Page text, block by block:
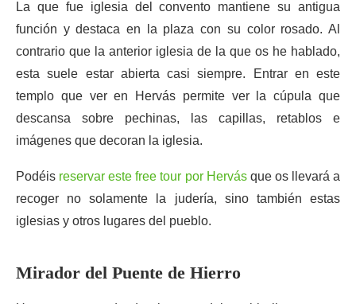
La que fue iglesia del convento mantiene su antigua
función y destaca en la plaza con su color rosado. Al
contrario que la anterior iglesia de la que os he hablado,
esta suele estar abierta casi siempre. Entrar en este
templo que ver en Hervás permite ver la cúpula que
descansa sobre pechinas, las capillas, retablos e
imágenes que decoran la iglesia.
Podéis reservar este free tour por Hervásque os llevará a
recoger no solamente la judería, sino también estas
iglesias y otros lugares del pueblo.
Mirador del Puente de Hierro